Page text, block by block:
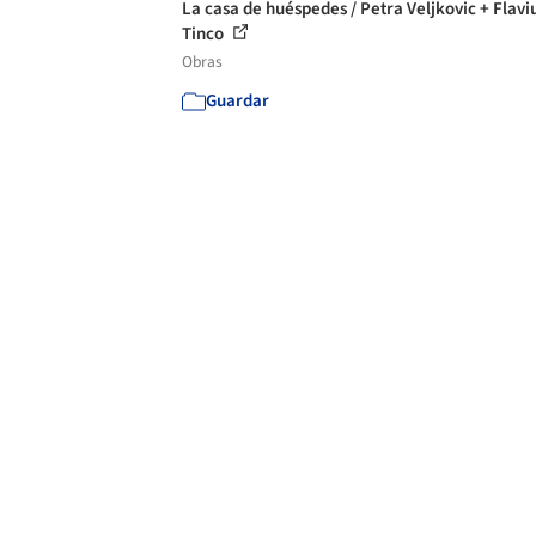
La casa de huéspedes / Petra Veljkovic +
Tinco
Obras
Guardar